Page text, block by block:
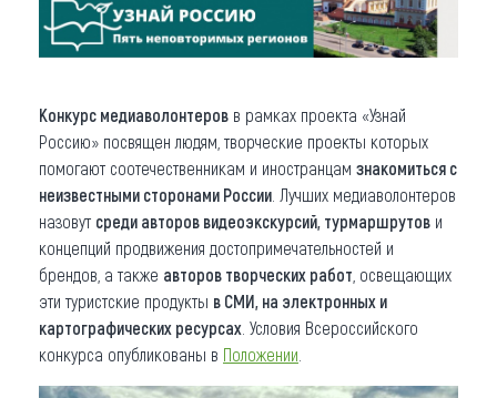
Конкурс медиаволонтеров в рамках проекта «Узнай
Россию» посвящен людям, творческие проекты которых
помогают соотечественникам и иностранцам знакомиться с
неизвестными сторонами России . Лучших медиаволонтеров
назовут среди авторов видеоэкскурсий, турмаршрутов и
концепций продвижения достопримечательностей и
брендов, а также авторов творческих работ , освещающих
эти туристские продукты в СМИ, на электронных и
картографических ресурсах . Условия Всероссийского
конкурса опубликованы в Положении